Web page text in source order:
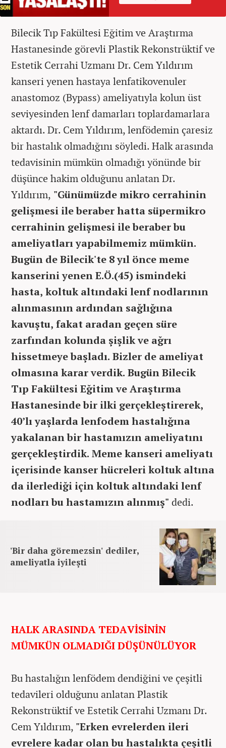
Bilecik Tıp Fakültesi Eğitim ve Araştırma
Hastanesinde görevli Plastik Rekonstrüktif ve
Estetik Cerrahi Uzmanı Dr. Cem Yıldırım
kanseri yenen hastaya lenfatikovenuler
anastomoz (Bypass) ameliyatıyla kolun üst
seviyesinden lenf damarları toplardamarlara
aktardı. Dr. Cem Yıldırım, lenfödemin çaresiz
bir hastalık olmadığını söyledi. Halk arasında
tedavisinin mümkün olmadığı yönünde bir
düşünce hakim olduğunu anlatan Dr.
Yıldırım, "Günümüzde mikro cerrahinin
gelişmesi ile beraber hatta süpermikro
cerrahinin gelişmesi ile beraber bu
ameliyatları yapabilmemiz mümkün.
Bugün de Bilecik'te 8 yıl önce meme
kanserini yenen E.Ö.(45) ismindeki
hasta, koltuk altındaki lenf nodlarının
alınmasının ardından sağlığına
kavuştu, fakat aradan geçen süre
zarfından kolunda şişlik ve ağrı
hissetmeye başladı. Bizler de ameliyat
olmasına karar verdik. Bugün Bilecik
Tıp Fakültesi Eğitim ve Araştırma
Hastanesinde bir ilki gerçekleştirerek,
40’lı yaşlarda lenfodem hastalığına
yakalanan bir hastamızın ameliyatını
gerçekleştirdik. Meme kanseri ameliyatı
içerisinde kanser hücreleri koltuk altına
da ilerlediği için koltuk altındaki lenf
nodları bu hastamızın alınmış" dedi.
'Bir daha göremezsin' dediler,
ameliyatla iyileşti
HALK ARASINDA TEDAVİSİNİN
MÜMKÜN OLMADIĞI DÜŞÜNÜLÜYOR
Bu hastalığın lenfödem dendiğini ve çeşitli
tedavileri olduğunu anlatan Plastik
Rekonstrüktif ve Estetik Cerrahi Uzmanı Dr.
Cem Yıldırım, "Erken evrelerden ileri
evrelere kadar olan bu hastalıkta çeşitli